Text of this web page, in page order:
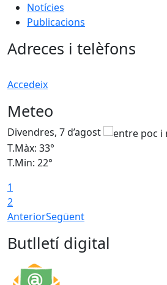
Notícies
Publicacions
Adreces i telèfons
Accedeix
Meteo
Divendres, 7 d’agost
T.Màx: 33°
T.Min: 22°
1
2
AnteriorSegüent
Butlletí digital